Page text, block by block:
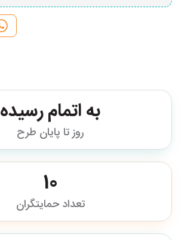
به اتمام رسیده
روز تا پایان طرح
10
تعداد حمایتگران